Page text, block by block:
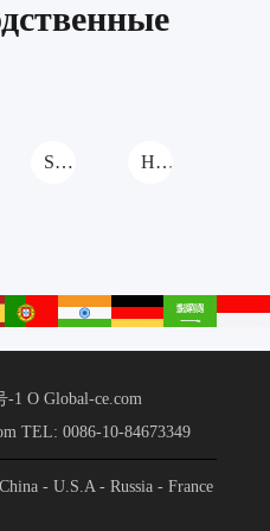
Shantui Janeoo Бетонное вспомогательное оборудование HONGDA Бетонное вспомогательное оборудование
español portuguêsहिन्दी Deutsch عربي
-1 О Global-ce.com
TEL: 0086-10-84673349
- U.S.A - Russia - France